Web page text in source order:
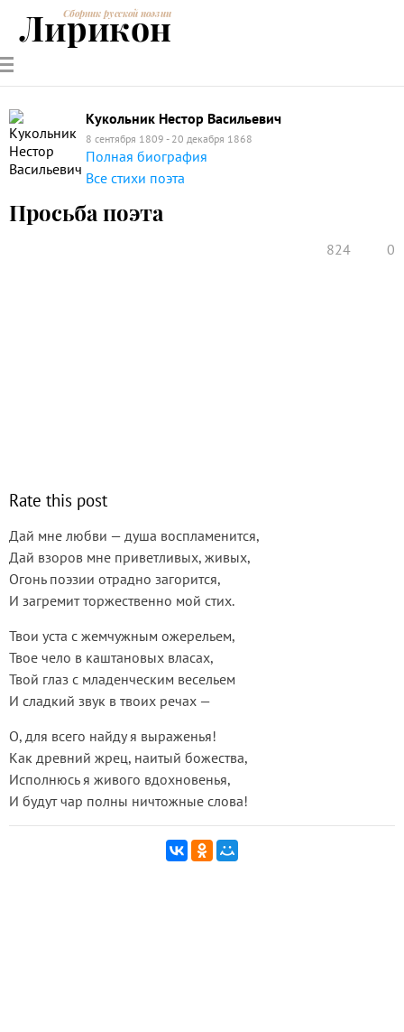
РУССКИЕ
ПОЭТЫ
СОВРЕМЕННИКИЭНЦИКЛОПЕДИЯ
ПОЭЗИИ
Сборник русской поэзии
Лирикон
Кукольник Нестор Васильевич
8 сентября 1809 - 20 декабря 1868
Полная биография
Все стихи поэта
Просьба поэта
824 0
Rate this post
Дай мне любви — душа воспламенится,
Дай взоров мне приветливых, живых,
Огонь поэзии отрадно загорится,
И загремит торжественно мой стих.
Твои уста с жемчужным ожерельем,
Твое чело в каштановых власах,
Твой глаз с младенческим весельем
И сладкий звук в твоих речах —
О, для всего найду я выраженья!
Как древний жрец, наитый божества,
Исполнюсь я живого вдохновенья,
И будут чар полны ничтожные слова!